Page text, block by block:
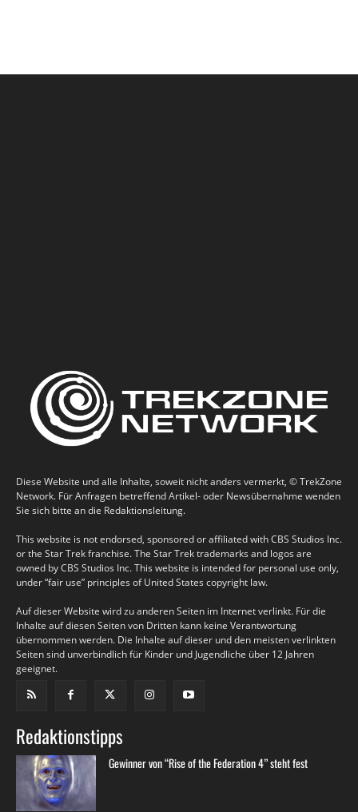
Diese Website und alle Inhalte, soweit nicht anders vermerkt, © TrekZone
Network. Für Anfragen betreffend Artikel- oder Newsübernahme wenden
Sie sich bitte an die Redaktionsleitung.
This website is not endorsed, sponsored or affiliated with CBS Studios Inc.
or the Star Trek franchise. The Star Trek trademarks and logos are
owned by CBS Studios Inc. This website is intended for personal use only,
under “fair use” principles of United States copyright law.
Auf dieser Website wird zu anderen Seiten im Internet verlinkt. Für die
Inhalte auf diesen Seiten von Dritten kann keine Verantwortung
übernommen werden. Die Inhalte auf dieser und den meisten verlinkten
Seiten sind unverbindlich für Kinder und Jugendliche über 12 Jahren
geeignet.
Redaktionstipps
Gewinner von “Rise of the Federation 4” steht fest